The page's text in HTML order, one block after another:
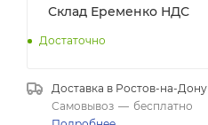
Склад Еременко НДС
Достаточно
Доставка в Ростов-на-Дону
Самовывоз — бесплатно